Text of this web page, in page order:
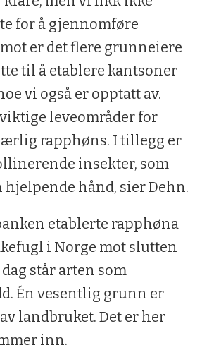
for å gjennomføre
er det flere grunneiere
til å etablere kantsoner
vi også er opptatt av.
leveområder for
rapphøns. I tillegg er
insekter, som
hjelpende hånd, sier Dehn.
etablerte rapphøna
i Norge mot slutten
står arten som
Én vesentlig grunn er
landbruket. Det er her
inn.